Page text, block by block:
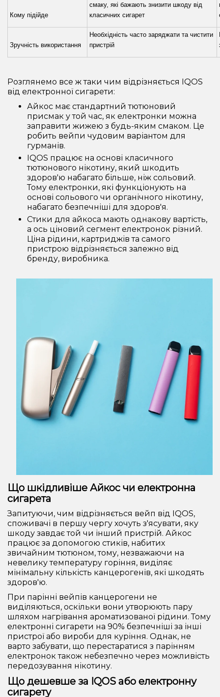
Кому підійде
смаку, які бажають знизити шкоду від
класичних сигарет
Зручність використання
Необхідність часто заряджати та чистити
пристрій
Розглянемо все ж таки чим відрізняється IQOS
від електронної сигарети:
Айкос має стандартний тютюновий
присмак у той час, як електронки можна
заправити жижею з будь-яким смаком. Це
робить вейпи чудовим варіантом для
гурманів.
IQOS працює на основі класичного
тютюнового нікотину, який шкодить
здоров'ю набагато більше, ніж сольовий.
Тому електронки, які функціонують на
основі сольового чи органічного нікотину,
набагато безпечніші для здоров'я.
Стики для айкоса мають однакову вартість,
а ось ціновий сегмент електронок різний.
Ціна рідини, картриджів та самого
пристрою відрізняється залежно від
бренду, виробника.
Що шкідливіше Айкос чи електронна
сигарета
Запитуючи, чим відрізняється вейп від IQOS,
споживачі в першу чергу хочуть з'ясувати, яку
шкоду завдає той чи інший пристрій. Айкос
працює за допомогою стиків, набитих
звичайним тютюном, тому, незважаючи на
невелику температуру горіння, виділяє
мінімальну кількість канцерогенів, які шкодять
здоров'ю.
При парінні вейпів канцерогени не
виділяються, оскільки вони утворюють пару
шляхом нагрівання ароматизованої рідини. Тому
електронні сигарети на 90% безпечніші за інші
пристрої або вироби для куріння. Однак, не
варто забувати, що перестаратися з парінням
електронок також небезпечно через можливість
передозування нікотину.
Що дешевше за IQOS або електронну
сигарету